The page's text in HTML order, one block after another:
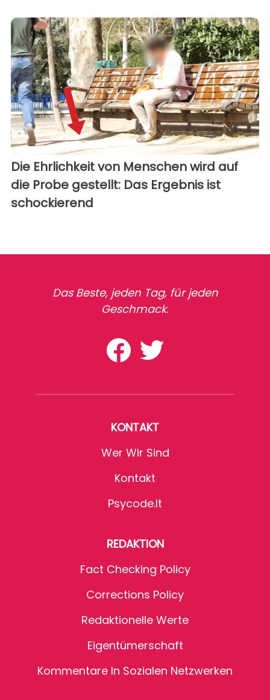
Die Ehrlichkeit von Menschen wird auf
die Probe gestellt: Das Ergebnis ist
schockierend
Das Beste, jeden Tag, für jeden
Geschmack.
KONTAKT
Wer Wir Sind
Kontakt
Psycode.it
REDAKTION
Fact Checking Policy
Corrections Policy
Redaktionelle Werte
Eigentümerschaft
Kommentare In Sozialen Netzwerken